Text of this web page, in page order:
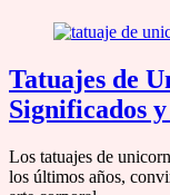
Tatuajes de
Significados
Los tatuajes de
los últimos años,